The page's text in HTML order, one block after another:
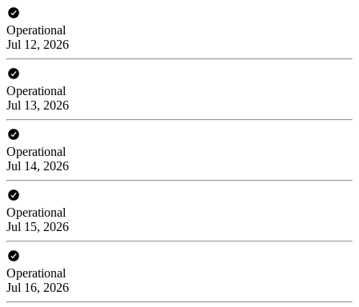
Operational
Jul 12, 2026
Operational
Jul 13, 2026
Operational
Jul 14, 2026
Operational
Jul 15, 2026
Operational
Jul 16, 2026